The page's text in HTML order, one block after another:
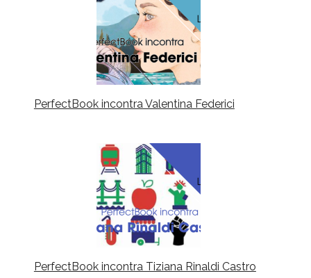
PerfectBook incontra Valentina Federici
PerfectBook incontra Tiziana Rinaldi Castro